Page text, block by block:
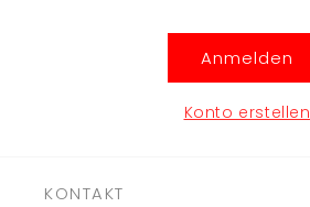
Anmelden
Konto erstellen
KONTAKT